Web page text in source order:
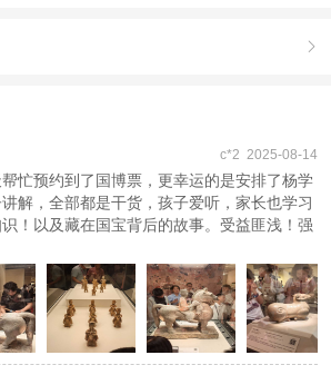
解服务（团队式散拼团一对多讲解，并非一
己可在中国国家博物馆小程序进行免费预
季若未能预约成功，会在出发前一天22点前
份证件号码，并在出行时【携带有效身份证
份证的儿童同行，同行儿童无论多大年龄，
原件或户口本原件入馆。若因个人填写有误
法参观，费用不退。
团人工讲解：主要讲解古代中国展馆，讲解
每人领取一个无线耳麦，请检查是否完好，
因损坏请实价赔偿，感谢配合理解；套餐二
讲解古代中国展馆，讲解时间约3小时。集
耳麦，请检查是否完好，并正确使用，如因

等）前，请务必仔细阅读
旅游文明公约，使您的旅程顺利圆满完成，
全手册》 ，请您认真阅读并切实遵守。
c*2 2025-08-14
忙预约到了国博票，更幸运的是安排了杨学
解，全部都是干货，孩子爱听，家长也学习
！以及藏在国宝背后的故事。受益匪浅！强